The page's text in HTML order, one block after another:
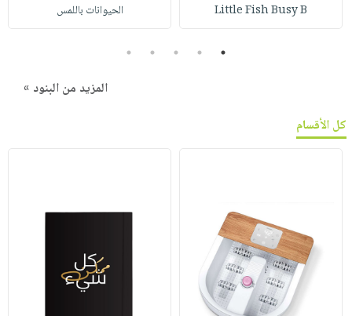
Little Fish Busy B الحيوانات باللمس
1
2
3
4
5
المزيد من البنود »
كل الأقسام